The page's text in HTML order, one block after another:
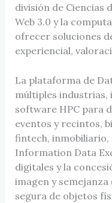
división de Ciencias
Web 3.0 y la
ofrecer soluciones
experiencial,
La plataforma de
múltiples industrias,
software HPC para
eventos y recintos,
fintech, inmobiliario,
Information Data
digitales y la
imagen y
segura de objetos